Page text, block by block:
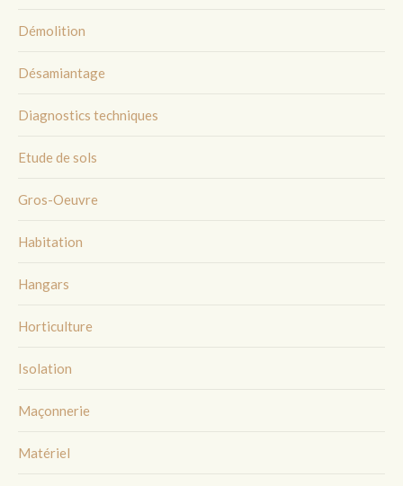
Démolition
Désamiantage
Diagnostics techniques
Etude de sols
Gros-Oeuvre
Habitation
Hangars
Horticulture
Isolation
Maçonnerie
Matériel